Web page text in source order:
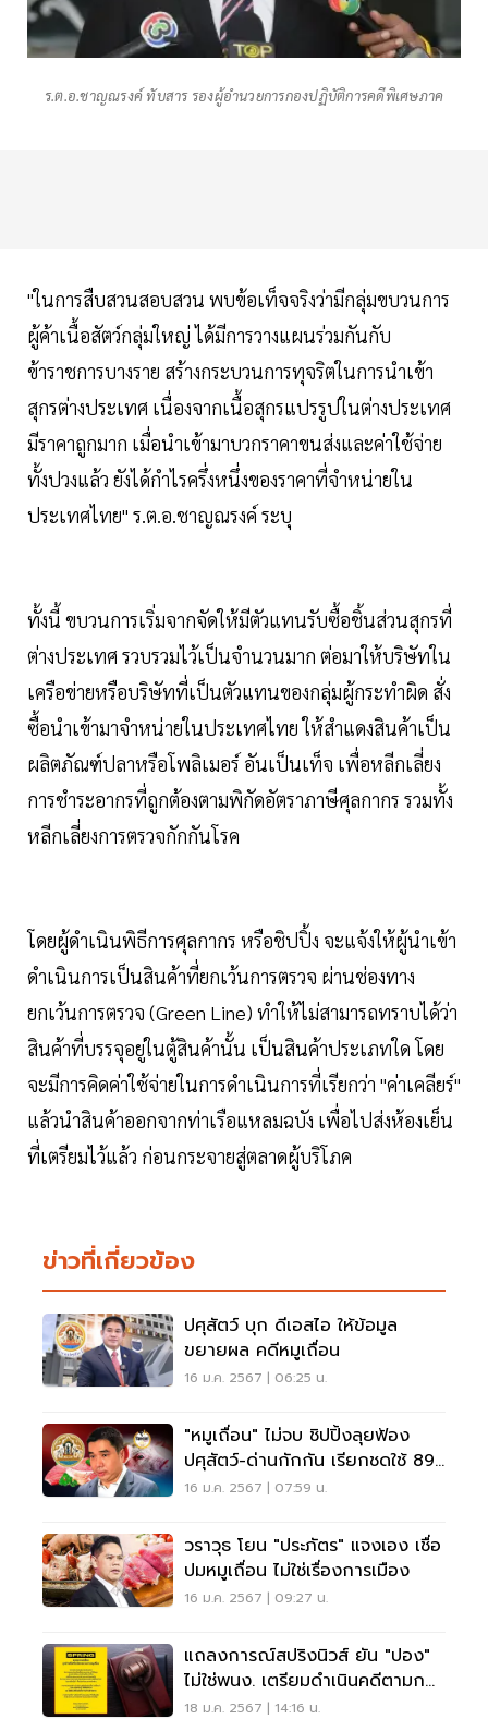
ร.ต.อ.ชาญณรงค์ ทับสาร รองผู้อำนวยการกองปฏิบัติการคดีพิเศษภาค
"ในการสืบสวนสอบสวน พบข้อเท็จจริงว่ามีกลุ่มขบวนการ
ผู้ค้าเนื้อสัตว์กลุ่มใหญ่ ได้มีการวางแผนร่วมกันกับ
ข้าราชการบางราย สร้างกระบวนการทุจริตในการนำเข้า
สุกรต่างประเทศ เนื่องจากเนื้อสุกรแปรรูปในต่างประเทศ
มีราคาถูกมาก เมื่อนำเข้ามาบวกราคาขนส่งและค่าใช้จ่าย
ทั้งปวงแล้ว ยังได้กำไรครึ่งหนึ่งของราคาที่จำหน่ายใน
ประเทศไทย" ร.ต.อ.ชาญณรงค์ ระบุ
ทั้งนี้ ขบวนการเริ่มจากจัดให้มีตัวแทนรับซื้อชิ้นส่วนสุกรที่
ต่างประเทศ รวบรวมไว้เป็นจำนวนมาก ต่อมาให้บริษัทใน
เครือข่ายหรือบริษัทที่เป็นตัวแทนของกลุ่มผู้กระทำผิด สั่ง
ซื้อนำเข้ามาจำหน่ายในประเทศไทย ให้สำแดงสินค้าเป็น
ผลิตภัณฑ์ปลาหรือโพลิเมอร์ อันเป็นเท็จ เพื่อหลีกเลี่ยง
การชำระอากรที่ถูกต้องตามพิกัดอัตราภาษีศุลกากร รวมทั้ง
หลีกเลี่ยงการตรวจกักกันโรค
โดยผู้ดำเนินพิธีการศุลกากร หรือชิปปิ้ง จะแจ้งให้ผู้นำเข้า
ดำเนินการเป็นสินค้าที่ยกเว้นการตรวจ ผ่านช่องทาง
ยกเว้นการตรวจ (Green Line) ทำให้ไม่สามารถทราบได้ว่า
สินค้าที่บรรจุอยู่ในตู้สินค้านั้น เป็นสินค้าประเภทใด โดย
จะมีการคิดค่าใช้จ่ายในการดำเนินการที่เรียกว่า "ค่าเคลียร์"
แล้วนำสินค้าออกจากท่าเรือแหลมฉบัง เพื่อไปส่งห้องเย็น
ที่เตรียมไว้แล้ว ก่อนกระจายสู่ตลาดผู้บริโภค
ข่าวที่เกี่ยวข้อง
ปศุสัตว์ บุก ดีเอสไอ ให้ข้อมูล
ขยายผล คดีหมูเถื่อน
16 ม.ค. 2567 | 06:25 น.
"หมูเถื่อน" ไม่จบ ชิปปิ้งลุยฟ้อง
ปศุสัตว์-ด่านกักกัน เรียกชดใช้ 89
ล้าน
16 ม.ค. 2567 | 07:59 น.
วราวุธ โยน "ประภัตร" แจงเอง เชื่อ
ปมหมูเถื่อน ไม่ใช่เรื่องการเมือง
16 ม.ค. 2567 | 09:27 น.
แถลงการณ์สปริงนิวส์ ยัน "ปอง"
ไม่ใช่พนง. เตรียมดำเนินคดีตามกฏ
หมาย
18 ม.ค. 2567 | 14:16 น.